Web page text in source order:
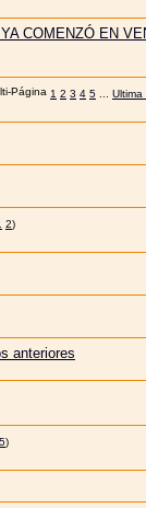
COMENZÓ EN
1 2 3 4 5
2)
anteriores
5)